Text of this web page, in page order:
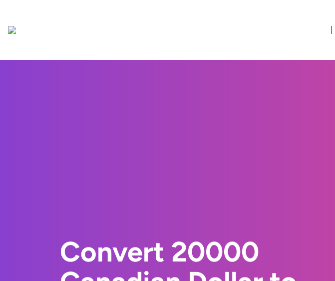
Convert 20000